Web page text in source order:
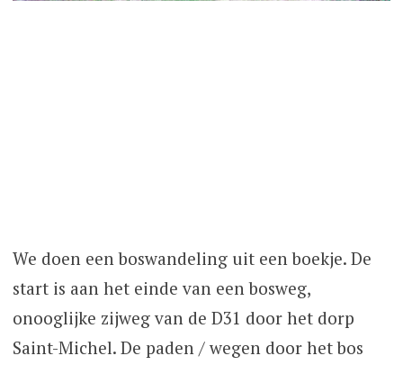
We doen een boswandeling uit een boekje. De
start is aan het einde van een bosweg,
onooglijke zijweg van de D31 door het dorp
Saint-Michel. De paden / wegen door het bos